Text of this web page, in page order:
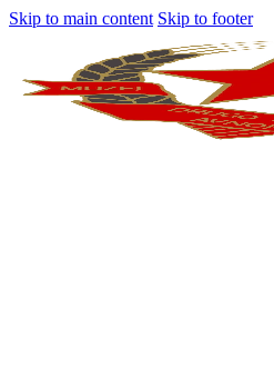
Skip to main content Skip to footer